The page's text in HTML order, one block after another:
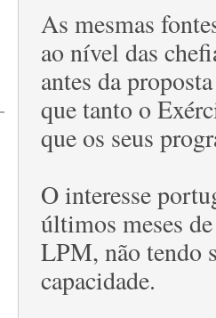
As mesmas
ao nível das
antes da
que tanto o
que os seus
O interesse
últimos meses
LPM, não tendo
capacidade.